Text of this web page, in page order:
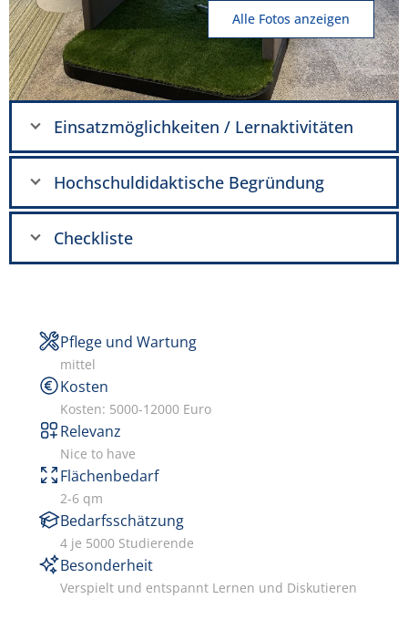
Alle Fotos anzeigen
Einsatzmöglichkeiten / Lernaktivitäten
Hochschuldidaktische Begründung
Checkliste
Pflege und Wartung
mittel
Kosten
Kosten: 5000-12000 Euro
Relevanz
Nice to have
Flächenbedarf
2-6 qm
Bedarfsschätzung
4 je 5000 Studierende
Besonderheit
Verspielt und entspannt Lernen und Diskutieren